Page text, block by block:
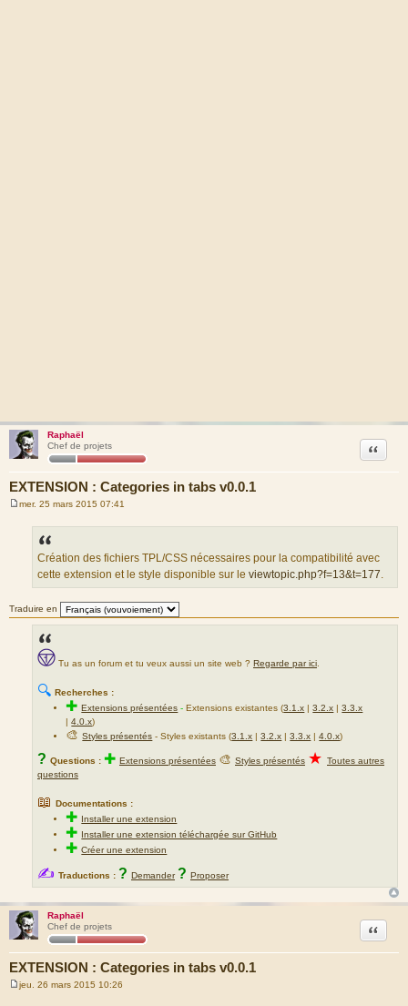
Raphaël
Chef de projets
EXTENSION : Categories in tabs v0.0.1
Citation
mer. 25 mars 2015 07:41
Création des fichiers TPL/CSS nécessaires pour la compatibilité avec
cette extension et le style disponible sur le viewtopic.php?f=13&t=177
Traduire en
Tu as un forum et tu veux aussi un site web ? Regarde par ici
🔍 Recherches :
✚Extensions présentées -Extensions existantes (3.1.x |3.2.x |3.3.x
|4.0.x)
🎨Styles présentés - Styles existants (3.1.x |3.2.x |3.3.x |4.0.x)
? Questions : ✚ Extensions présentées 🎨 Styles présentés ★ Toutes autres
questions
📖 Documentations :
✚ Installer une extension
✚ Installer une extension téléchargée sur GitHub
✚Créer une extension
✍ Traductions : ? Demander ? Proposer
Raphaël
Chef de projets
EXTENSION : Categories in tabs v0.0.1
Citation
M
jeu. 26 mars 2015 10:26